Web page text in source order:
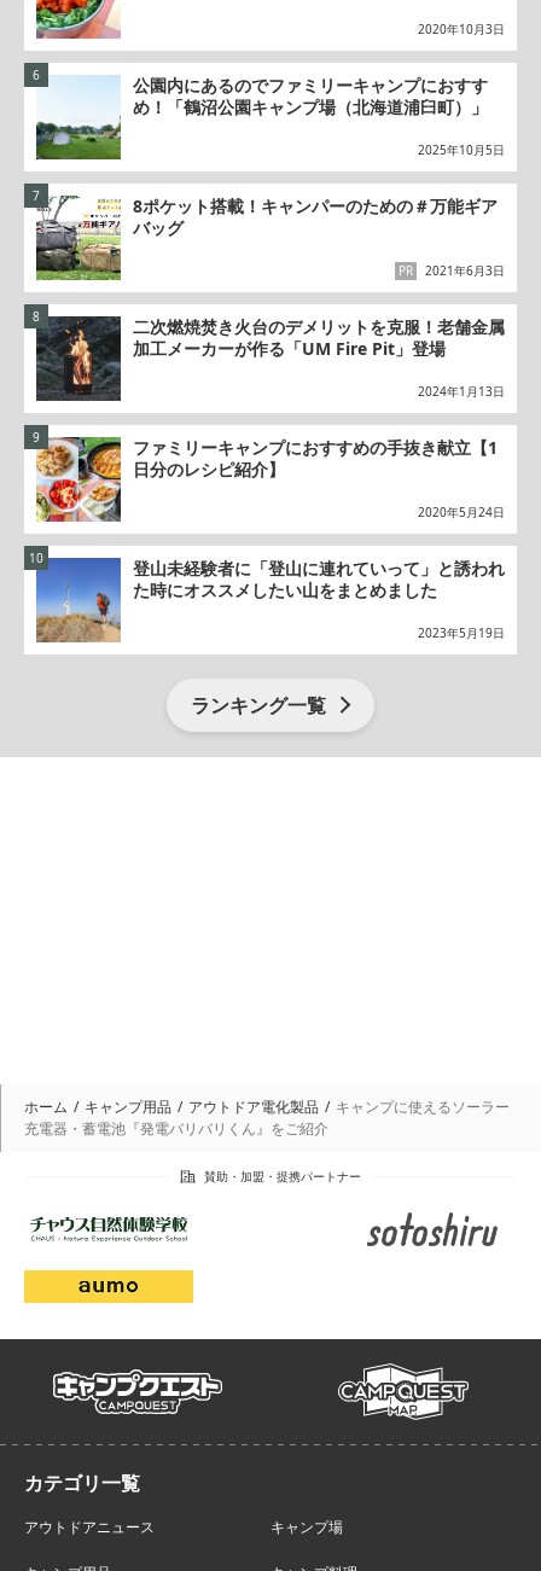
2020年10月3日
公園内にあるのでファミリーキャンプにおすす
め！「鶴沼公園キャンプ場（北海道浦臼町）」
2025年10月5日
8ポケット搭載！キャンパーのための＃万能ギア
バッグ
2021年6月3日
PR
二次燃焼焚き火台のデメリットを克服！老舗金属
加工メーカーが作る「UM Fire Pit」登場
2024年1月13日
ファミリーキャンプにおすすめの手抜き献立【1
日分のレシピ紹介】
2020年5月24日
登山未経験者に「登山に連れていって」と誘われ
た時にオススメしたい山をまとめました
2023年5月19日
ランキング一覧
ホーム キャンプ用品 アウトドア電化製品
キャンプに使えるソーラー
充電器・蓄電池『発電バリバリくん』をご紹介
campquest campmap
アウトドアニュース キャンプ場